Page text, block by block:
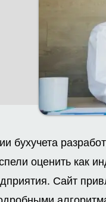
бухучета
оценить как
Сайт